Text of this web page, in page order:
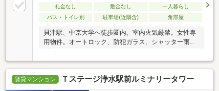
礼金なし 敷金なし
一人暮らし
バス・トイレ別
駐車場(近隣含) 角部屋
貝津駅、中京大学へ徒歩圏内。室内火気厳禁。女性専
用物件。オートロック、防犯ガラス、シャッター雨戸
賃貸マンション Ｔステージ浄水駅前ルミナリータワー